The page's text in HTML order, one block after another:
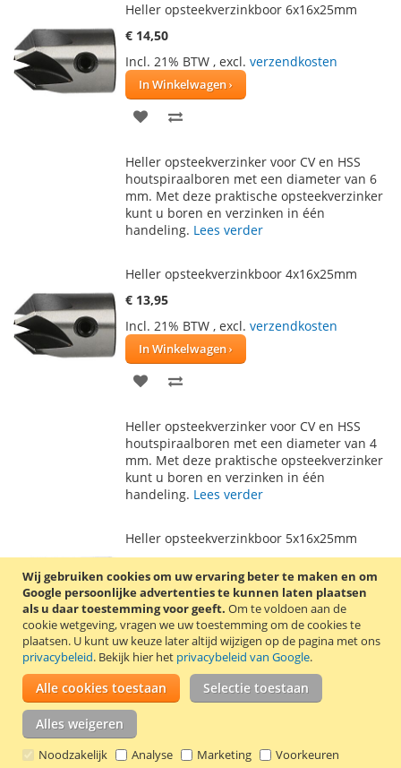
Wij gebruiken cookies om uw ervaring beter te maken en om
Google persoonlijke advertenties te kunnen laten plaatsen
als u daar toestemming voor geeft. Om te voldoen aan de
cookie wetgeving, vragen we uw toestemming om de cookies te
plaatsen. U kunt uw keuze later altijd wijzigen op de pagina met ons
privacybeleid. Bekijk hier het privacybeleid van Google.
Alle cookies toestaan Selectie toestaan
Alles weigeren
Noodzakelijk Analyse Marketing Voorkeuren
Heller opsteekverzinkboor 6x16x25mm
€ 14,50
Incl. 21% BTW , excl. verzendkosten
In Winkelwagen
VOEG
AAN
VERLANGLIJST
TE
VERGELIJKEN
Heller opsteekverzinker voor CV en HSS
houtspiraalboren met een diameter van 6
mm. Met deze praktische opsteekverzinker
kunt u boren en verzinken in één
handeling. Lees verder
Heller opsteekverzinkboor 4x16x25mm
€ 13,95
Incl. 21% BTW , excl. verzendkosten
In Winkelwagen
VOEG
AAN
VERLANGLIJST
TE
VERGELIJKEN
Heller opsteekverzinker voor CV en HSS
houtspiraalboren met een diameter van 4
mm. Met deze praktische opsteekverzinker
kunt u boren en verzinken in één
handeling. Lees verder
Heller opsteekverzinkboor 5x16x25mm
Incl. 21% BTW, excl.verzendkosten
In Winkelwagen
VOEG
TOE
AAN
TOEVOEGEN
OM
TE
Heller opsteekverzinker voor CV en HSS
houtspiraalboren met een diameter van 5
kunt u boren en verzinken in één
handeling. Lees verder